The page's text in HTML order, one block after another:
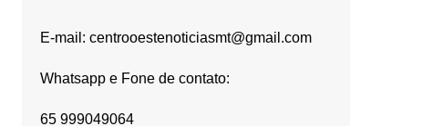
E-mail: centrooestenoticiasmt@gmail.com
Whatsapp e Fone de contato:
65 999049064